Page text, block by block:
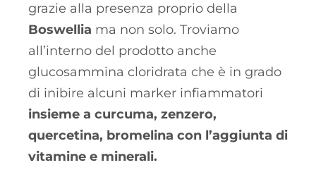
grazie alla presenza proprio della
Boswellia ma non solo. Troviamo
all’interno del prodotto anche
glucosammina cloridrata che è in grado
di inibire alcuni marker infiammatori
insieme a curcuma, zenzero,
quercetina, bromelina con l’aggiunta di
vitamine e minerali.